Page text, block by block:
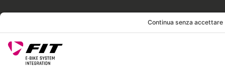
ASPETTI LEGALI
ASSISTENZA